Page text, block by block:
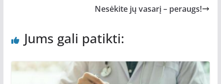
Nesėkite jų vasarį – peraugs!
Jums gali patikti: